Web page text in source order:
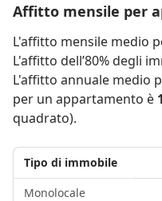
Affitto mensile per
L'affitto mensile medio
L'affitto dell’80% degli
L'affitto annuale medio
per un appartamento è
quadrato).
Tipo di immobile
Monolocale